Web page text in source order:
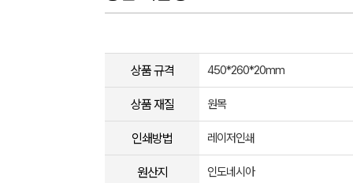
상품 규격 450*260*20mm
상품 재질 원목
인쇄방법 레이저인쇄
원산지 인도네시아